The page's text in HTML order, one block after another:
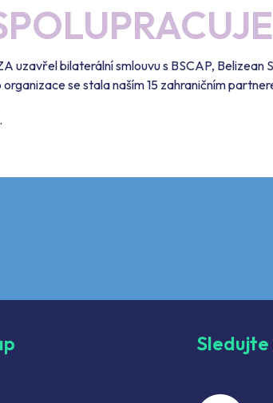
uzavřel bilaterální smlouvu s BSCAP,
organizace se stala naším 15 zahraničním
Sledujte